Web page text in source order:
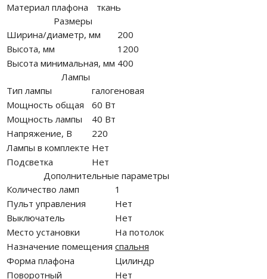
Материал плафона
ткань
Размеры
Ширина/диаметр, мм
200
Высота, мм
1200
Высота минимальная, мм 400
Лампы
Тип лампы
галогеновая
Мощность общая
60 Вт
Мощность лампы
40 Вт
Напряжение, В
220
Лампы в комплекте Нет
Подсветка
Нет
Дополнительные параметры
Количество ламп
1
Пульт управления
Нет
Выключатель
Нет
Место установки
На потолок
Назначение помещения спальня
Форма плафона
Цилиндр
Поворотный
Нет